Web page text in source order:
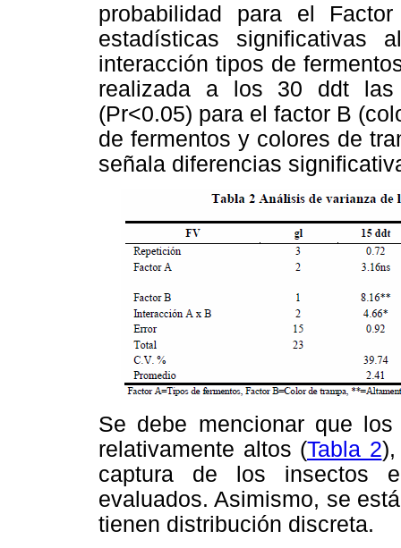
probabilidad para el
estadísticas significativas
interacción tipos de
realizada a los 30 ddt las
(Pr<0.05) para el factor B
de fermentos y colores de
señala diferencias
Se debe mencionar que
relativamente altos (Tabla 2),
captura de los insectos
evaluados. Asimismo, se
tienen distribución discreta.